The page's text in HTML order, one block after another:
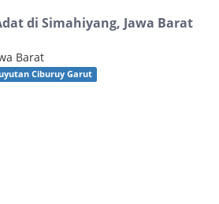
di Simahiyang, Jawa Barat
Barat
Ciburuy Garut